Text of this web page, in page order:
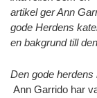
artikel ger Ann
gode Herdens
en bakgrund till
Den gode herdens
Ann Garrido har